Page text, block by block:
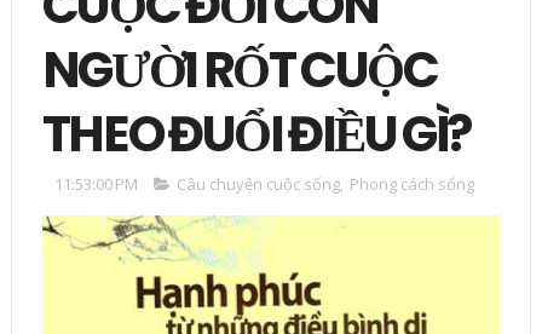
NGƯỜI RỐT CUỘC
THEO ĐUỔI ĐIỀU GÌ?
11:53:00 PM Câu chuyện cuộc sống, Phong cách sống